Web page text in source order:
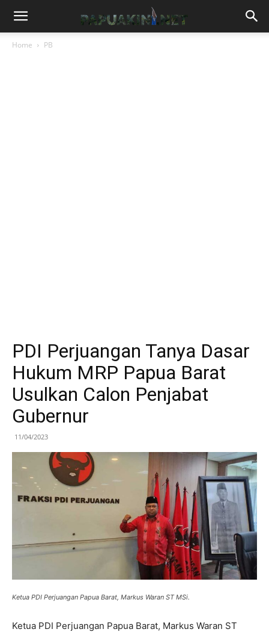
Home PB
PDI Perjuangan Tanya Dasar
Hukum MRP Papua Barat
Usulkan Calon Penjabat
Gubernur
11/04/2023
Ketua PDI Perjuangan Papua Barat, Markus Waran ST MSi.
Ketua PDI Perjuangan Papua Barat, Markus Waran ST